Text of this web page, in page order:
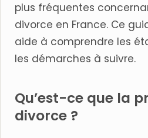
plus fréquentes
divorce en France. Ce
aide à comprendre les
les démarches à suivre.
Qu’est-ce que la
divorce ?